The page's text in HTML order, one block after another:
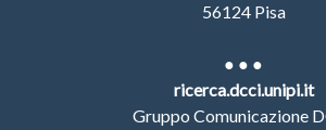
56124 Pisa
● ● ●
ricerca.dcci.unipi.it
Gruppo Comunicazione